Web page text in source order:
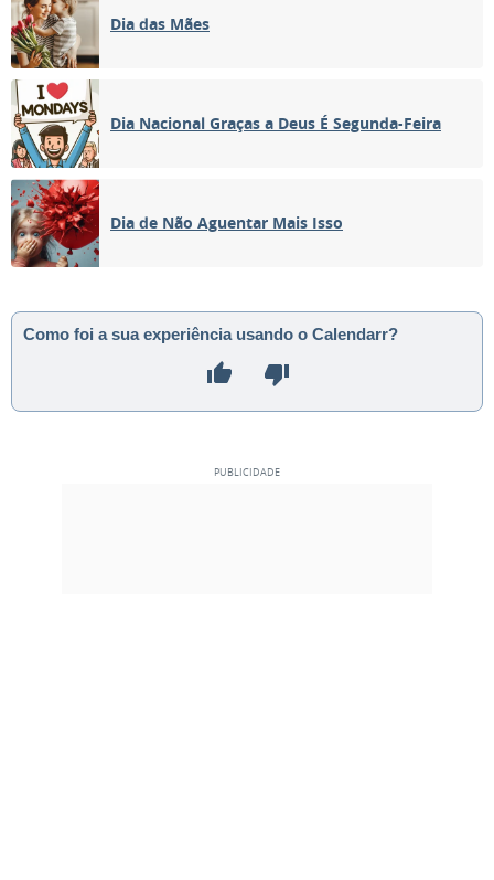
Dia das Mães
Dia Nacional Graças a Deus É Segunda-Feira
Dia de Não Aguentar Mais Isso
Como foi a sua experiência usando o Calendarr?